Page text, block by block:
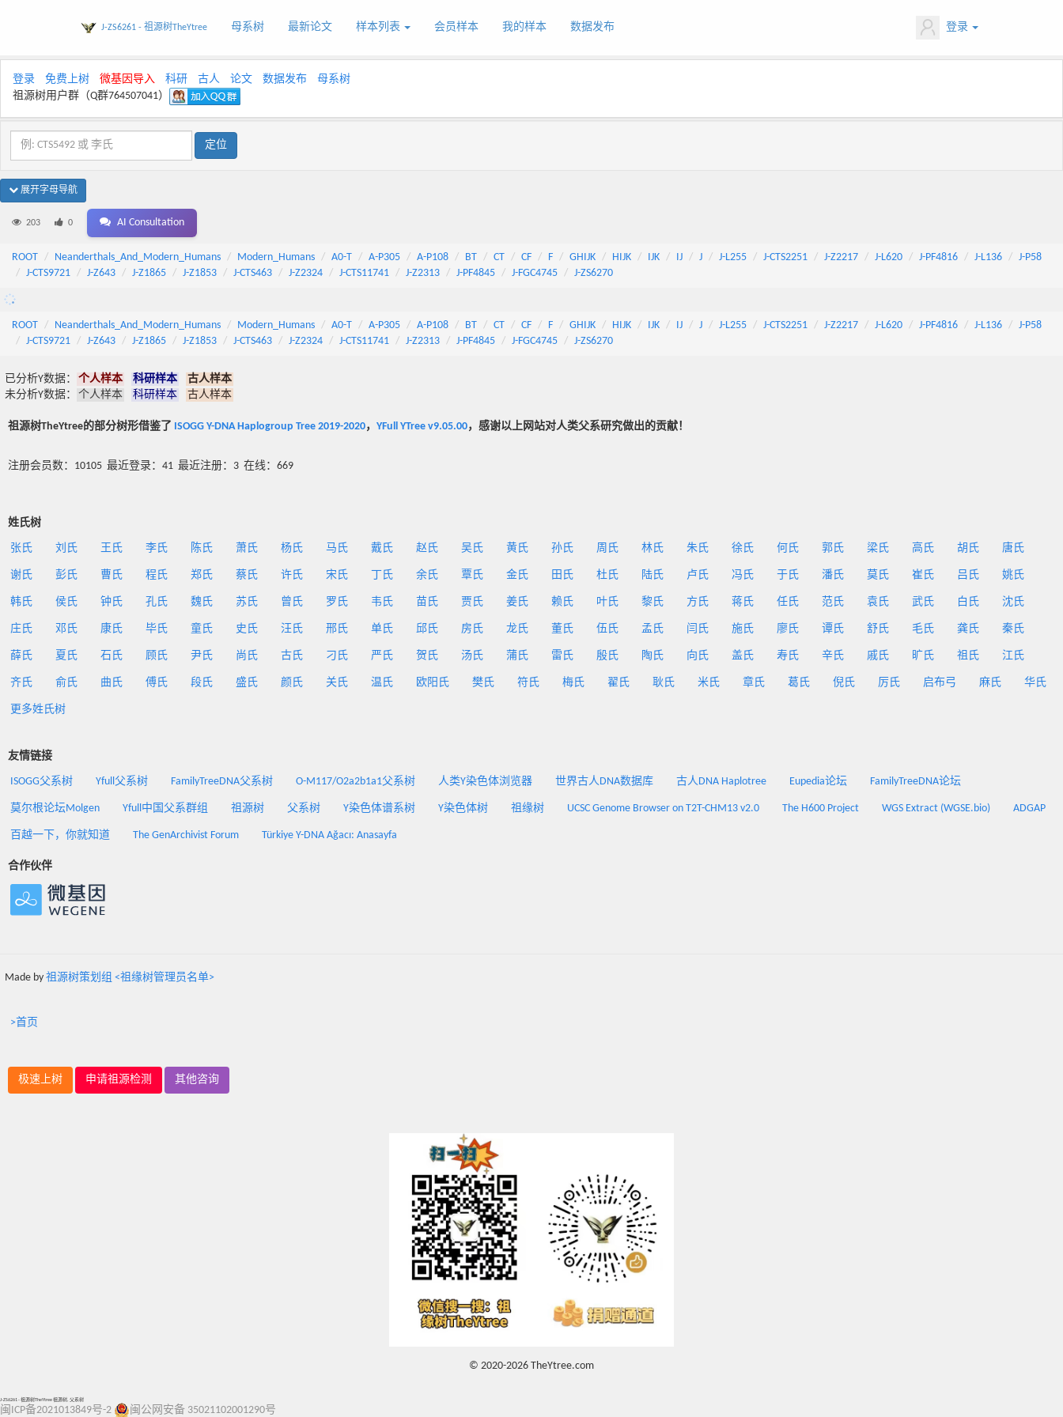
J-ZS6261 - 祖源树TheYtree 母系树 最新论文 样本列表 会员样本 我的样本 数据发布 登录
登录 免费上树 微基因导入 科研 古人 论文 数据发布
母系树
祖源树用户群（Q群764507041）
展开字母导航
203 0 AI Consultation
ROOT Neanderthals_And_Modern_Humans Modern_Humans A0-T A-P305 A-P108 BT CT CF F GHIJK HIJK IJK IJ J J-L255 J-CTS2251 J-Z2217 J-L620 J-PF4816 J-L136
J-P58
J-CTS9721
J-Z643 J-Z1865 J-Z1853 J-CTS463 J-Z2324 J-CTS11741 J-Z2313 J-PF4845 J-FGC4745 J-ZS6270
ROOT Neanderthals_And_Modern_Humans Modern_Humans A0-T A-P305 A-P108 BT CT CF F GHIJK HIJK IJK IJ J J-L255 J-CTS2251 J-Z2217 J-L620 J-PF4816 J-L136
J-P58
J-CTS9721
J-Z643 J-Z1865 J-Z1853 J-CTS463 J-Z2324 J-CTS11741 J-Z2313 J-PF4845 J-FGC4745 J-ZS6270
已分析Y数据： 个人样本 科研样本
古人样本
未分析Y数据：
个人样本 科研样本 古人样本
祖源树TheYtree的部分树形借鉴了 ISOGG Y-DNA Haplogroup Tree 2019-2020， YFull YTree v9.05.00，感谢以上网站对人类父系研究做出的贡献！
注册会员数：10105 最近登录：41 最近注册：3 在线：669
姓氏树
张氏 刘氏 王氏 李氏 陈氏 萧氏 杨氏 马氏 戴氏 赵氏 吴氏 黄氏 孙氏 周氏 林氏 朱氏 徐氏 何氏 郭氏 梁氏 高氏 胡氏 唐氏
谢氏 彭氏 曹氏 程氏 郑氏 蔡氏 许氏 宋氏 丁氏 余氏 覃氏 金氏 田氏 杜氏 陆氏 卢氏 冯氏 于氏 潘氏 莫氏 崔氏 吕氏 姚氏
韩氏 侯氏 钟氏 孔氏 魏氏 苏氏 曾氏 罗氏 韦氏 苗氏 贾氏 姜氏 赖氏 叶氏 黎氏 方氏 蒋氏 任氏 范氏 袁氏 武氏 白氏 沈氏
庄氏 邓氏 康氏 毕氏 童氏 史氏 汪氏 邢氏 单氏 邱氏 房氏 龙氏 董氏 伍氏 孟氏 闫氏 施氏 廖氏 谭氏 舒氏 毛氏 龚氏 秦氏
薛氏 夏氏 石氏 顾氏 尹氏 尚氏 古氏 刁氏 严氏 贺氏 汤氏 蒲氏 雷氏 殷氏 陶氏 向氏 盖氏 寿氏 辛氏 戚氏 旷氏 祖氏 江氏
齐氏 俞氏 曲氏 傅氏 段氏 盛氏 颜氏 关氏 温氏 欧阳氏 樊氏 符氏 梅氏 翟氏 耿氏 米氏 章氏 葛氏 倪氏 厉氏 启布弓 麻氏 华氏
更多姓氏树
友情链接
ISOGG父系树 Yfull父系树 FamilyTreeDNA父系树 O-M117/O2a2b1a1父系树 人类Y染色体浏览器 世界古人DNA数据库 古人DNA Haplotree Eupedia论坛 FamilyTreeDNA论坛
莫尔根论坛Molgen Yfull中国父系群组 祖源树 父系树 Y染色体谱系树 Y染色体树 祖缘树 UCSC Genome Browser on T2T-CHM13 v2.0 The H600 Project WGS Extract (WGSE.bio) ADGAP
百越一下，你就知道 The GenArchivist Forum Türkiye Y-DNA Ağacı: Anasayfa
合作伙伴
Made by 祖源树策划组 <祖缘树管理员名单>
>首页
极速上树 申请祖源检测 其他咨询
© 2020-2026 TheYtree.com
J-ZS6261 - 祖源树TheYtree 祖源树, 父系树
闽ICP备2021013849号-2 闽公网安备 35021102001290号